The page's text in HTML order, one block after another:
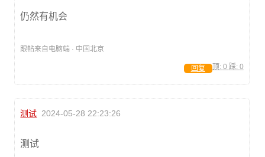
仍然有机会
跟帖来自电脑端 · 中国北京
顶: 0 踩: 0
回复
测试 2024-05-28 22:23:26
测试